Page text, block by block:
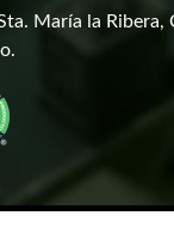
María la Ribera,